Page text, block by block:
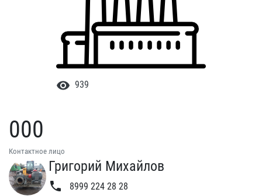
visibility 939
000
Контактное лицо
Григорий Михайлов
phone 8999 224 28 28